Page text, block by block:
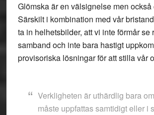
Glömska är en välsignelse men också
Särskilt i kombination med vår
ta in helhetsbilder, att vi inte förmår se
samband och inte bara hastigt
provisoriska lösningar för att stilla vår
Verkligheten är uthärdlig bara
måste uppfattas samtidigt eller i